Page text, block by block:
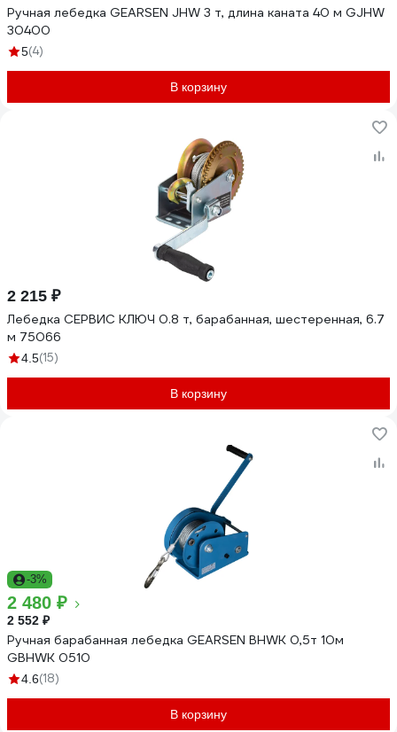
Ручная лебедка GEARSEN JHW 3 т, длина каната 40 м GJHW
30400
5(4)
В корзину
2 215 ₽
Лебедка СЕРВИС КЛЮЧ 0.8 т, барабанная, шестеренная, 6.7
м 75066
4.5(15)
В корзину
-3%
2 480 ₽
2 552 ₽
Ручная барабанная лебедка GEARSEN BHWK 0,5т 10м
GBHWK 0510
4.6(18)
В корзину